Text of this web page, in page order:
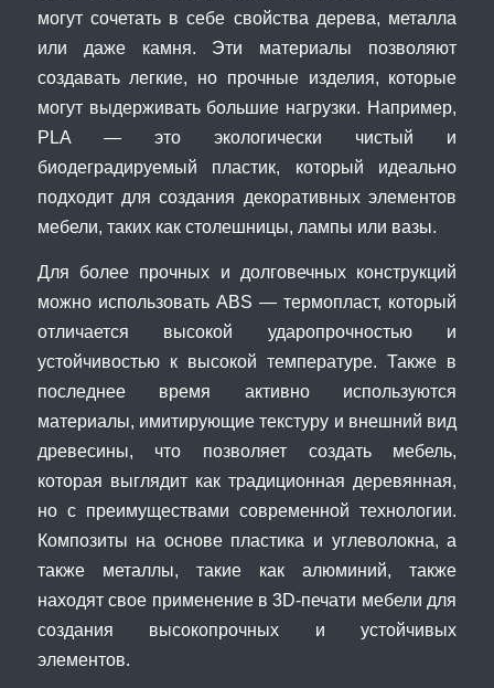
могут сочетать в себе свойства дерева, металла
или даже камня. Эти материалы позволяют
создавать легкие, но прочные изделия, которые
могут выдерживать большие нагрузки. Например,
PLA — это экологически чистый и
биодеградируемый пластик, который идеально
подходит для создания декоративных элементов
мебели, таких как столешницы, лампы или вазы.
Для более прочных и долговечных конструкций
можно использовать ABS — термопласт, который
отличается высокой ударопрочностью и
устойчивостью к высокой температуре. Также в
последнее время активно используются
материалы, имитирующие текстуру и внешний вид
древесины, что позволяет создать мебель,
которая выглядит как традиционная деревянная,
но с преимуществами современной технологии.
Композиты на основе пластика и углеволокна, а
также металлы, такие как алюминий, также
находят свое применение в 3D-печати мебели для
создания высокопрочных и устойчивых
элементов.